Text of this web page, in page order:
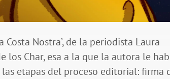
Nostra’, de la periodista Laura
los Char, esa a la que la autora le
etapas del proceso editorial: firma